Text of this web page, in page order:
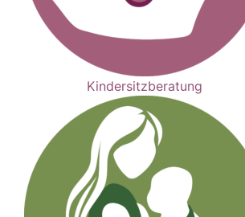
Kindersitzberatung